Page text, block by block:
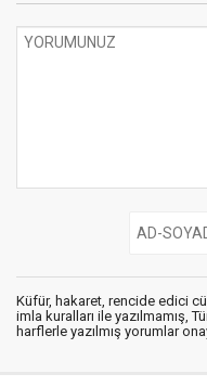
Küfür, hakaret, rencide edici
imla kuralları ile yazılmamış,
harflerle yazılmış yorumlar